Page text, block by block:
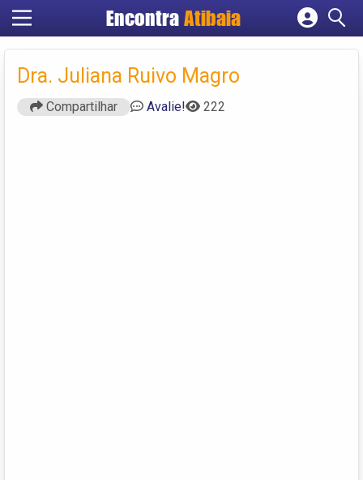
Encontra Atibaia
Cadastrar empresa
Criar conta
Dra. Juliana Ruivo Magro
Compartilhar Avalie! 222